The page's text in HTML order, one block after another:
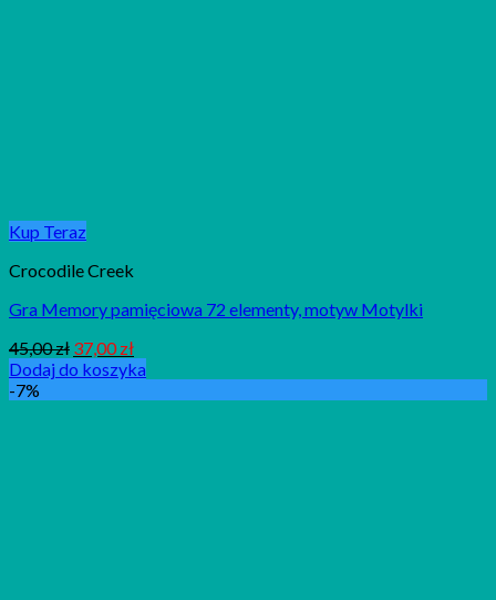
Kup Teraz
Crocodile Creek
Gra Memory pamięciowa 72 elementy, motyw Motylki
45,00zł 37,00zł
Dodaj do koszyka
-7%